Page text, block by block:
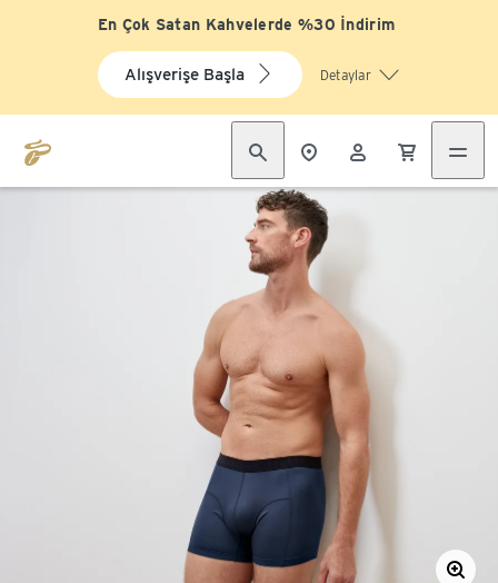
En Çok Satan Kahvelerde %30 İndirim
Alışverişe Başla Detaylar